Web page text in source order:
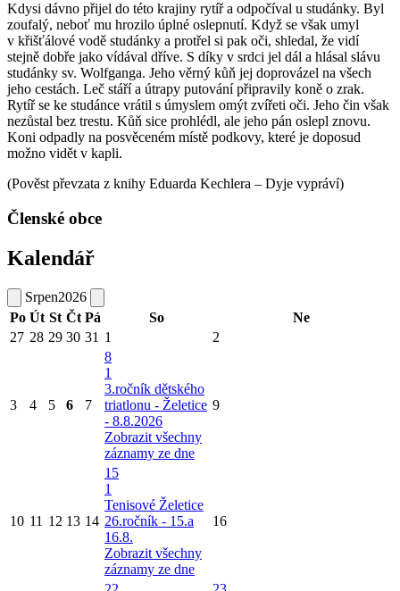
Kdysi dávno přijel do této krajiny rytíř a odpočíval u studánky. Byl
zoufalý, neboť mu hrozilo úplné oslepnutí. Když se však umyl
v křišťálové vodě studánky a protřel si pak oči, shledal, že vidí
stejně dobře jako vídával dříve. S díky v srdci jel dál a hlásal slávu
studánky sv. Wolfganga. Jeho věrný kůň jej doprovázel na všech
jeho cestách. Leč stáří a útrapy putování připravily koně o zrak.
Rytíř se ke studánce vrátil s úmyslem omýt zvířeti oči. Jeho čin však
nezůstal bez trestu. Kůň sice prohlédl, ale jeho pán oslepl znovu.
Koni odpadly na posvěceném místě podkovy, které je doposud
možno vidět v kapli.
(Pověst převzata z knihy Eduarda Kechlera – Dyje vypráví)
Členské obce
Kalendář
Srpen2026
Po Út St Čt Pá So
Ne
27 28 29 30 31 1 2
3 4 5 6 7
8
1
3.ročník dětského
triatlonu - Želetice
- 8.8.2026
Zobrazit všechny
záznamy ze dne
9
10 11 12 13 14
15
1
Tenisové Želetice
26.ročník - 15.a
16.8.
Zobrazit všechny
záznamy ze dne
16